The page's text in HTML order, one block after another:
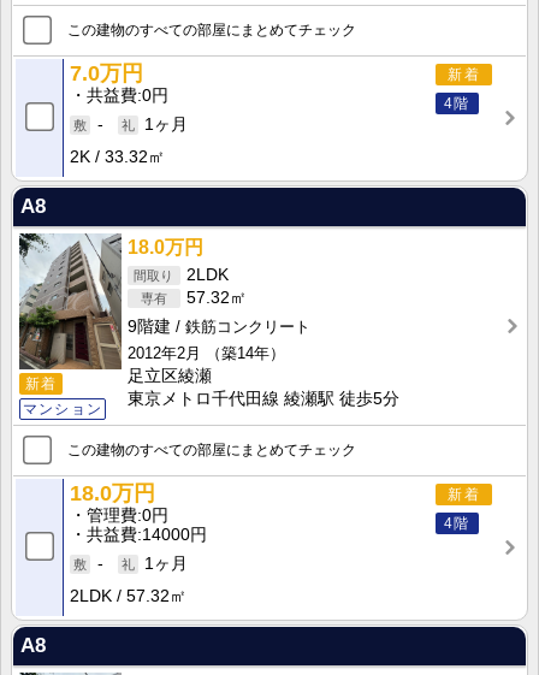
この建物のすべての部屋にまとめてチェック
新着
4階
7.0万円
共益費 0円
-
1ヶ月
2K
33.32㎡
A8
新着
マンション
18.0万円
2LDK
57.32㎡
9階建
鉄筋コンクリート
2012年2月
（築14年）
足立区綾瀬
東京メトロ千代田線 綾瀬駅 徒歩5分
この建物のすべての部屋にまとめてチェック
新着
4階
18.0万円
管理費 0円
共益費 14000円
-
1ヶ月
2LDK
57.32㎡
A8